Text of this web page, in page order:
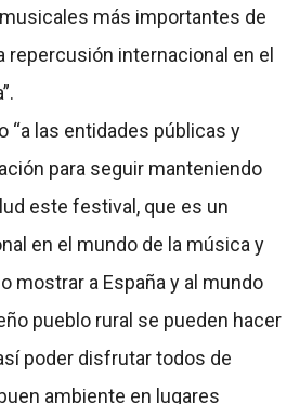
más importantes de
repercusión internacional en el
“a las entidades públicas y
para seguir manteniendo
este festival, que es un
en el mundo de la música y
mostrar a España y al mundo
pueblo rural se pueden hacer
poder disfrutar todos de
ambiente en lugares